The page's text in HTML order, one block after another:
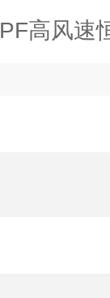
速恒温恒湿